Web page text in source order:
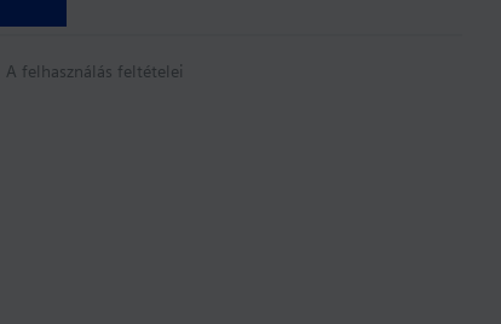
A felhasználás feltételei